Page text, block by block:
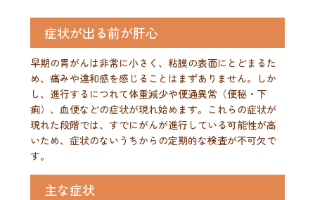
症状が出る前が肝心
早期の胃がんは非常に小さく、粘膜の表面にとどまるた
め、痛みや違和感を感じることはまずありません。しか
し、進行するにつれて体重減少や便通異常（便秘・下
痢）、血便などの症状が現れ始めます。これらの症状が
現れた段階では、すでにがんが進行している可能性が高
いため、症状のないうちからの定期的な検査が不可欠で
す。
主な症状